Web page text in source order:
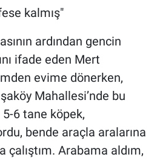
kalmış"
ardından gencin
ifade eden Mert
evime dönerken,
Mahallesi’nde bu
6 tane köpek,
bende araçla aralarına
Arabama aldım,